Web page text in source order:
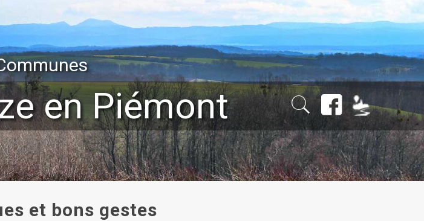
en Piémont
et bons gestes